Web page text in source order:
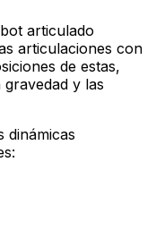
articulado
articulaciones con
de estas,
y las
dinámicas